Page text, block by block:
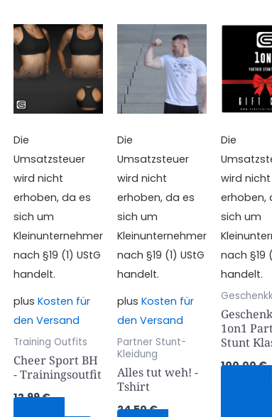
Die
Umsatzsteuer
wird nicht
erhoben, da es
sich um
Kleinunternehmer
nach §19 (1) UStG
handelt.
plus Kosten für
den Versand
Training Outfits
Cheer Sport BH
- Trainingsoutfit
12,99€
Dieses
Produkt
weist
mehrere
Varianten
Optionen
können
Produktseite
gewählt
werden
Die
Umsatzsteuer
wird nicht
erhoben, da es
sich um
Kleinunternehmer
nach §19 (1) UStG
handelt.
plus Kosten für
den Versand
Partner Stunt-
Kleidung
Alles tut weh! -
Tshirt
24,50€
weist
mehrere
Varianten
Optionen
können
Produktseite
gewählt
werden
Die
wird nicht
erhoben,
sich um
nach §19
handelt.
1on1
Stunt
100,00€